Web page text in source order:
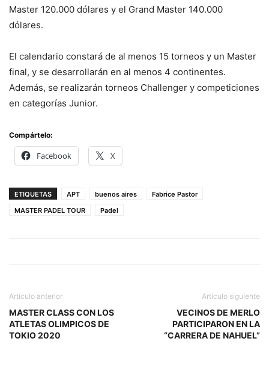
Master 120.000 dólares y el Grand Master 140.000
dólares.
El calendario constará de al menos 15 torneos y un Master
final, y se desarrollarán en al menos 4 continentes.
Además, se realizarán torneos Challenger y competiciones
en categorías Junior.
Compártelo:
Facebook X
ETIQUETAS APT buenos aires
Fabrice Pastor
MASTER PADEL TOUR
Padel
Artículo anterior
MASTER CLASS CON LOS
ATLETAS OLIMPICOS DE
TOKIO 2020
Artículo siguiente
VECINOS DE MERLO
PARTICIPARON EN LA
“CARRERA DE NAHUEL”